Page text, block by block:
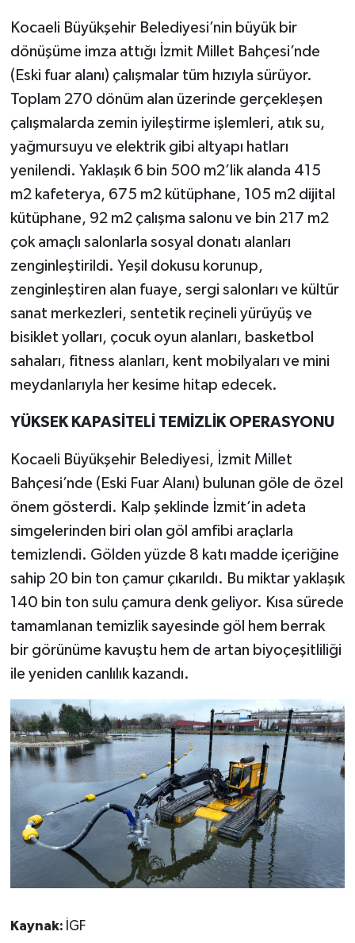
Kocaeli Büyükşehir Belediyesi’nin büyük bir
dönüşüme imza attığı İzmit Millet Bahçesi’nde
(Eski fuar alanı) çalışmalar tüm hızıyla sürüyor.
Toplam 270 dönüm alan üzerinde gerçekleşen
çalışmalarda zemin iyileştirme işlemleri, atık su,
yağmursuyu ve elektrik gibi altyapı hatları
yenilendi. Yaklaşık 6 bin 500 m2’lik alanda 415
m2 kafeterya, 675 m2 kütüphane, 105 m2 dijital
kütüphane, 92 m2 çalışma salonu ve bin 217 m2
çok amaçlı salonlarla sosyal donatı alanları
zenginleştirildi. Yeşil dokusu korunup,
zenginleştiren alan fuaye, sergi salonları ve kültür
sanat merkezleri, sentetik reçineli yürüyüş ve
bisiklet yolları, çocuk oyun alanları, basketbol
sahaları, fitness alanları, kent mobilyaları ve mini
meydanlarıyla her kesime hitap edecek.
YÜKSEK KAPASİTELİ TEMİZLİK OPERASYONU
Kocaeli Büyükşehir Belediyesi, İzmit Millet
Bahçesi’nde (Eski Fuar Alanı) bulunan göle de özel
önem gösterdi. Kalp şeklinde İzmit’in adeta
simgelerinden biri olan göl amfibi araçlarla
temizlendi. Gölden yüzde 8 katı madde içeriğine
sahip 20 bin ton çamur çıkarıldı. Bu miktar yaklaşık
140 bin ton sulu çamura denk geliyor. Kısa sürede
tamamlanan temizlik sayesinde göl hem berrak
bir görünüme kavuştu hem de artan biyoçeşitliliği
ile yeniden canlılık kazandı.
Kaynak: İGF